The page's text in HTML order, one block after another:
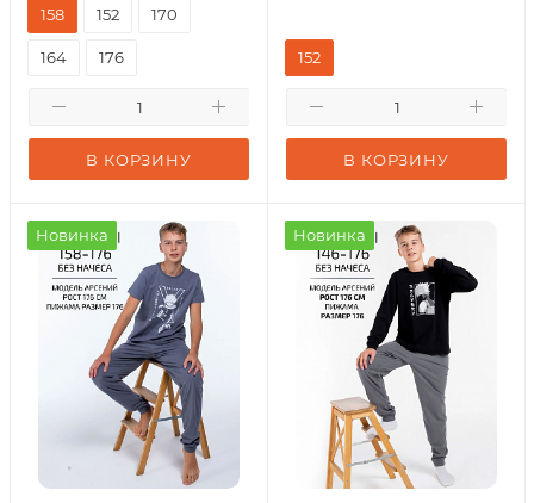
В КОРЗИНУ
158 152 170
164 176
В КОРЗИНУ
152
Новинка Новинка